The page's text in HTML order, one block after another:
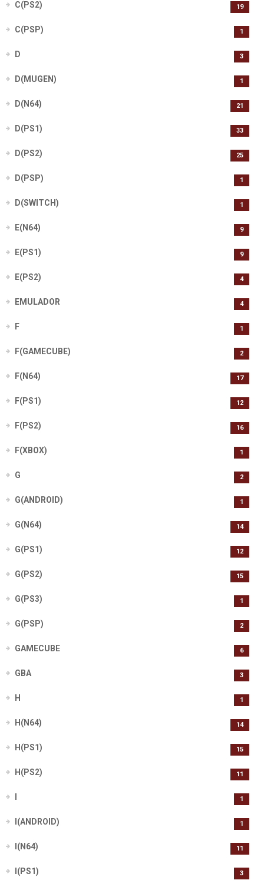
C(PS2) 19
C(PSP) 1
D 3
D(MUGEN) 1
D(N64) 21
D(PS1) 33
D(PS2) 25
D(PSP) 1
D(SWITCH) 1
E(N64) 9
E(PS1) 9
E(PS2) 4
EMULADOR 4
F 1
F(GAMECUBE) 2
F(N64) 17
F(PS1) 12
F(PS2) 16
F(XBOX) 1
G 2
G(ANDROID) 1
G(N64) 14
G(PS1) 12
G(PS2) 15
G(PS3) 1
G(PSP) 2
GAMECUBE 6
GBA 3
H 1
H(N64) 14
H(PS1) 15
H(PS2) 11
1
I(ANDROID) 1
I(N64) 11
I(PS1) 3